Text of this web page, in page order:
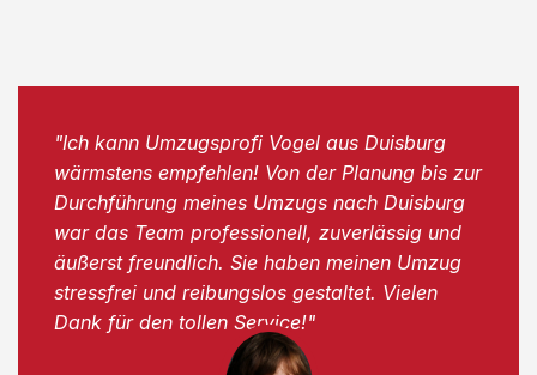
"Ich kann Umzugsprofi Vogel aus Duisburg
wärmstens empfehlen! Von der Planung bis zur
Durchführung meines Umzugs nach Duisburg
war das Team professionell, zuverlässig und
äußerst freundlich. Sie haben meinen Umzug
stressfrei und reibungslos gestaltet. Vielen
Dank für den tollen Service!"